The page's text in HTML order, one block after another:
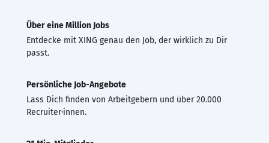
Über eine Million Jobs
Entdecke mit XING genau den Job, der wirklich zu Dir
passt.
Persönliche Job-Angebote
Lass Dich finden von Arbeitgebern und über 20.000
Recruiter·innen.